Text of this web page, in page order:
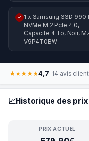
✓ 1 x Samsung SSD 990
NVMe M.2 Pcle 4.0,
Capacité 4 To, Noir,
V9P4T0BW
★★★★★4,7· 14 avis
📈Historique des prix
PRIX ACTUEL